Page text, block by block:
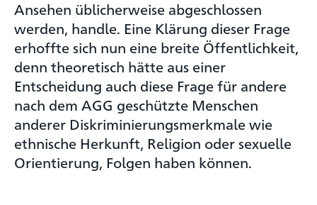
Ansehen üblicherweise abgeschlossen
werden, handle. Eine Klärung dieser Frage
erhoffte sich nun eine breite Öffentlichkeit,
denn theoretisch hätte aus einer
Entscheidung auch diese Frage für andere
nach dem AGG geschützte Menschen
anderer Diskriminierungsmerkmale wie
ethnische Herkunft, Religion oder sexuelle
Orientierung, Folgen haben können.